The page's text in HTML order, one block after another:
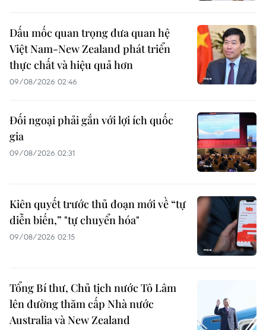
Dấu mốc quan trọng đưa quan hệ
Việt Nam-New Zealand phát triển
thực chất và hiệu quả hơn
09/08/2026 02:46
Đối ngoại phải gắn với lợi ích quốc
gia
09/08/2026 02:31
Kiên quyết trước thủ đoạn mới về “tự
diễn biến,” "tự chuyển hóa"
09/08/2026 02:15
Tổng Bí thư, Chủ tịch nước Tô Lâm
lên đường thăm cấp Nhà nước
Australia và New Zealand